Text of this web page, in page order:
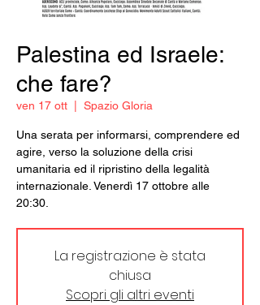
Palestina ed Israele:
che fare?
ven 17 ott Spazio Gloria
Una serata per informarsi, comprendere ed
agire, verso la soluzione della crisi
umanitaria ed il ripristino della legalità
internazionale. Venerdì 17 ottobre alle
20:30.
La registrazione è stata
chiusa
Scopri gli altri eventi